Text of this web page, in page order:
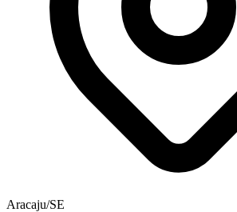
Aracaju/SE